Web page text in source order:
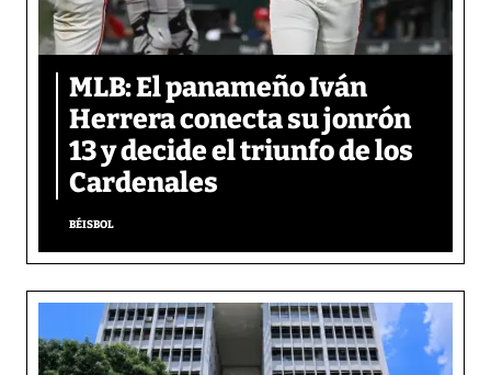
MLB: El panameño Iván
Herrera conecta su jonrón
13 y decide el triunfo de los
Cardenales
BÉISBOL